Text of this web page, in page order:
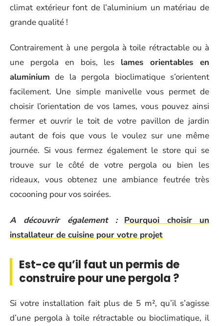
climat extérieur font de l’aluminium un matériau de
grande qualité !
Contrairement à une pergola à toile rétractable ou à
une pergola en bois, les lames orientables en
aluminium de la pergola bioclimatique s’orientent
facilement. Une simple manivelle vous permet de
choisir l’orientation de vos lames, vous pouvez ainsi
fermer et ouvrir le toit de votre pavillon de jardin
autant de fois que vous le voulez sur une même
journée. Si vous fermez également le store qui se
trouve sur le côté de votre pergola ou bien les
rideaux, vous obtenez une ambiance feutrée très
cocooning pour vos soirées.
A découvrir également :
Pourquoi choisir un
installateur de cuisine pour votre projet
Est-ce qu’il faut un permis de
construire pour une pergola ?
Si votre installation fait plus de 5 m², qu’il s’agisse
d’une pergola à toile rétractable ou bioclimatique, il